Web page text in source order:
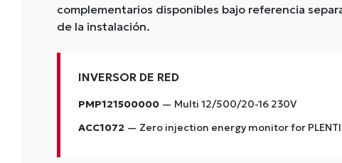
complementarios disponibles bajo referencia
de la instalación.
INVERSOR DE RED
PMP121500000 — Multi 12/500/20-16 230V
ACC1072 — Zero injection energy monitor for